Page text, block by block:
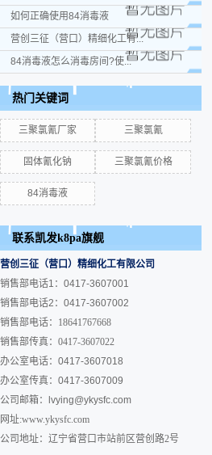
如何正确使用84消毒液
营创三征（营口）精细化工有...
84消毒液怎么消毒房间?使...
热门关键词
三聚氯氰厂家 三聚氯氰
固体氰化钠 三聚氯氰价格
84消毒液
联系凯发k8pa旗舰
营创三征（营口）精细化工有限公司
销售部电话1：0417-3607001
销售部电话2：0417-3607002
销售部电话：18641767668
销售部传真：0417-3607022
办公室电话：0417-3607018
办公室传真：0417-3607009
公司邮箱：
lvying@ykysfc.com
网址:www.ykysfc.com
公司地址：辽宁省营口市站前区营创路2号